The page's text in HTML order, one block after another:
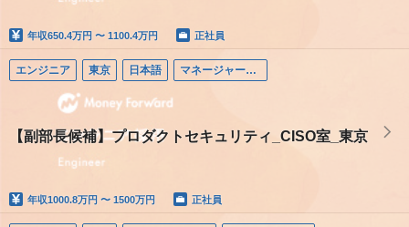
年収650.4万円 〜 1100.4万円 正社員
エンジニア 東京 日本語 マネージャー（エンジニア）
【副部長候補】プロダクトセキュリティ_CISO室_東京
年収1000.8万円 〜 1500万円 正社員